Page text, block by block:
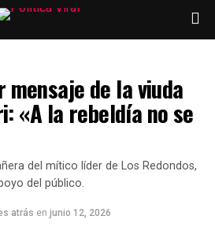
mensaje de la viuda
«A la rebeldía no se
del mítico líder de Los Redondos,
del público.
atrás en junio 12, 2026